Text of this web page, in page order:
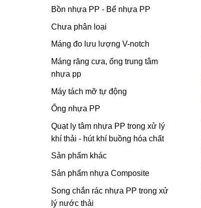
Bồn nhựa PP - Bể nhựa PP
Chưa phân loại
Máng đo lưu lượng V-notch
Máng răng cưa, ống trung tâm
nhựa pp
Máy tách mỡ tự động
Ống nhựa PP
Quạt ly tâm nhựa PP trong xử lý
khí thải - hút khí buồng hóa chất
Sản phẩm khác
Sản phẩm nhựa Composite
Song chắn rác nhựa PP trong xử
lý nước thải